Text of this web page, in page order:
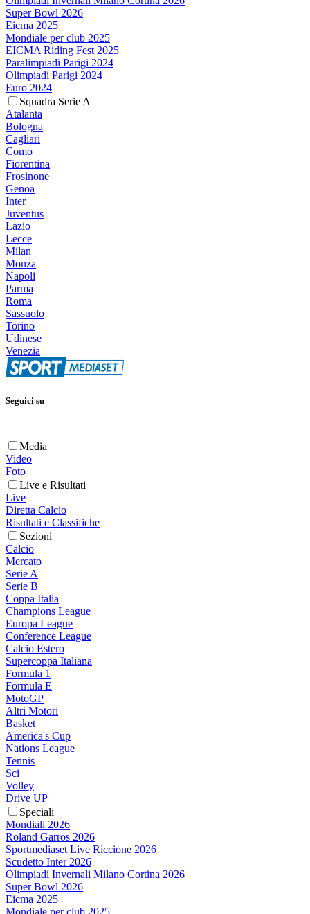
Super Bowl 2026
Eicma 2025
Mondiale per club 2025
EICMA Riding Fest 2025
Paralimpiadi Parigi 2024
Olimpiadi Parigi 2024
Euro 2024
Squadra Serie A
Atalanta
Bologna
Cagliari
Como
Fiorentina
Frosinone
Genoa
Inter
Juventus
Lazio
Lecce
Milan
Monza
Napoli
Parma
Roma
Sassuolo
Torino
Udinese
Venezia
Seguici su
Media
Video
Foto
Live e Risultati
Live
Diretta Calcio
Risultati e Classifiche
Sezioni
Calcio
Mercato
Serie A
Serie B
Coppa Italia
Champions League
Europa League
Conference League
Calcio Estero
Supercoppa Italiana
Formula 1
Formula E
MotoGP
Altri Motori
Basket
America's Cup
Nations League
Tennis
Sci
Volley
Drive UP
Speciali
Mondiali 2026
Roland Garros 2026
Sportmediaset Live Riccione 2026
Scudetto Inter 2026
Olimpiadi Invernali Milano Cortina 2026
Super Bowl 2026
Eicma 2025
Mondiale per club 2025